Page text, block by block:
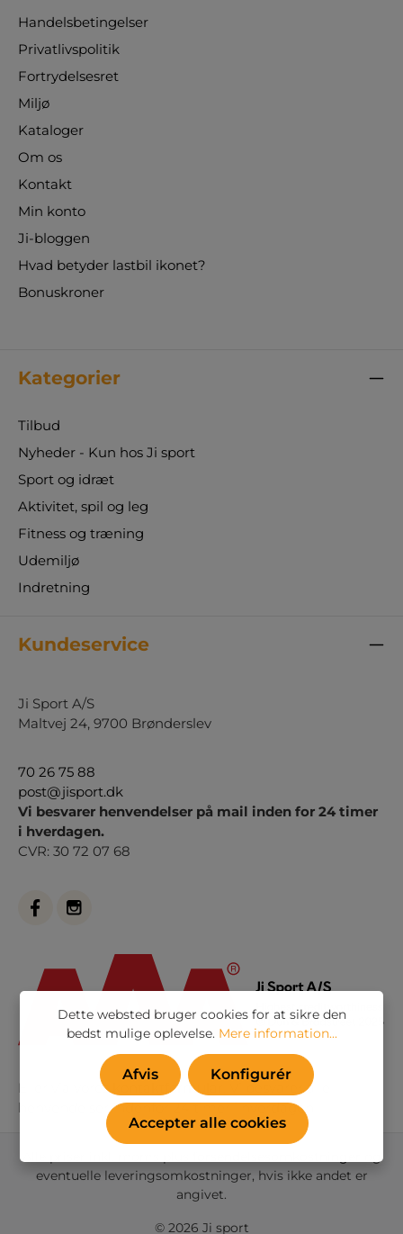
Handelsbetingelser
Privatlivspolitik
Fortrydelsesret
Miljø
Kataloger
Om os
Kontakt
Min konto
Ji-bloggen
Hvad betyder lastbil ikonet?
Bonuskroner
Kategorier
Tilbud
Nyheder - Kun hos Ji sport
Sport og idræt
Aktivitet, spil og leg
Fitness og træning
Udemiljø
Indretning
Kundeservice
Ji Sport A/S
Maltvej 24, 9700 Brønderslev
70 26 75 88
post@jisport.dk
Vi besvarer henvendelser på mail inden for 24 timer
i hverdagen.
CVR: 30 72 07 68
Eller via vores kontaktformular
. Vi besvarer alle
henvendelser indenfor 24 timer i hverdagen
© 2026 Ji sport
eventuelle leveringsomkostninger, hvis ikke andet er
angivet.
Dette websted bruger cookies for at sikre den
bedst mulige oplevelse. Mere information...
Afvis Konfigurér
Accepter alle cookies